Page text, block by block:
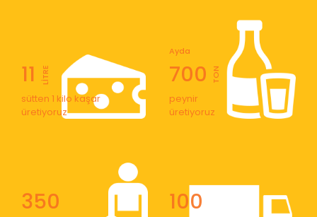
11 LİTRE
sütten 1 kilo kaşar
üretiyoruz
700
Ayda
TON
peynir
üretiyoruz
350 100